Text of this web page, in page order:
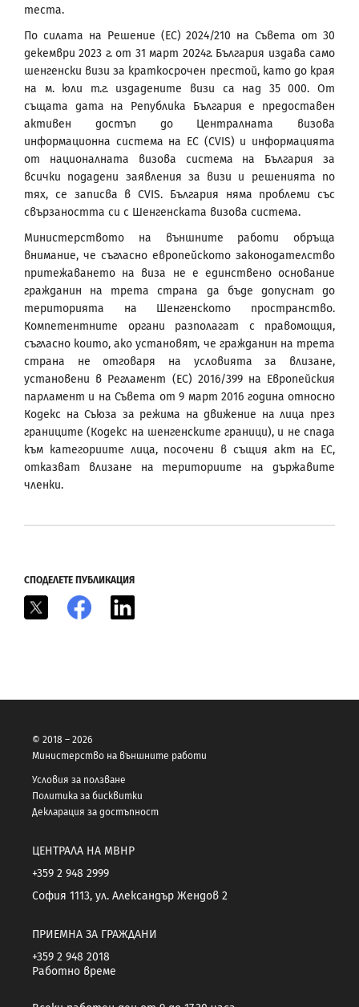
теста.
По силата на Решение (EС) 2024/210 на Съвета от 30
декември 2023 г. от 31 март 2024г. България издава само
шенгенски визи за краткосрочен престой, като до края
на м. юли т.г. издадените визи са над 35 000. От
същата дата на Република България е предоставен
активен достъп до Централната визова
информационна система на ЕС (CVIS) и информацията
от националната визова система на България за
всички подадени заявления за визи и решенията по
тях, се записва в CVIS. България няма проблеми със
свързаността си с Шенгенската визова система.
Министерството на външните работи обръща
внимание, че съгласно европейското законодателство
притежаването на виза не е единствено основание
гражданин на трета страна да бъде допуснат до
територията на Шенгенското пространство.
Компетентните органи разполагат с правомощия,
съгласно които, ако установят, че гражданин на трета
страна не отговаря на условията за влизане,
установени в Регламент (ЕС) 2016/399 на Европейския
парламент и на Съвета от 9 март 2016 година относно
Кодекс на Съюза за режима на движение на лица през
границите (Кодекс на шенгенските граници), и не спада
към категориите лица, посочени в същия акт на ЕС,
отказват влизане на териториите на държавите
членки.
СПОДЕЛЕТЕ ПУБЛИКАЦИЯ
Facebook
© 2018 – 2026
Министерство на външните работи
Условия за ползване
Политика за бисквитки
Декларация за достъпност
ЦЕНТРАЛА НА МВНР
+359 2 948 2999
София 1113, ул. Александър Жендов 2
ПРИЕМНА ЗА ГРАЖДАНИ
+359 2 948 2018
Работно време